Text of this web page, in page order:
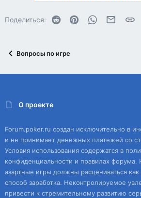
Поделиться: Reddit PinterestWhatsApp
Вопросы по игре
О проекте
Forum.poker.ru создан исключительно в
и не принимает денежных платежей со
Условия использования содержатся в
конфиденциальности и правилах
азартные игры должны расцениваться как
способ заработка. Неконтролируемое
привести к стремительному развитию